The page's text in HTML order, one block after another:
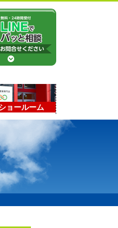
ョールーム